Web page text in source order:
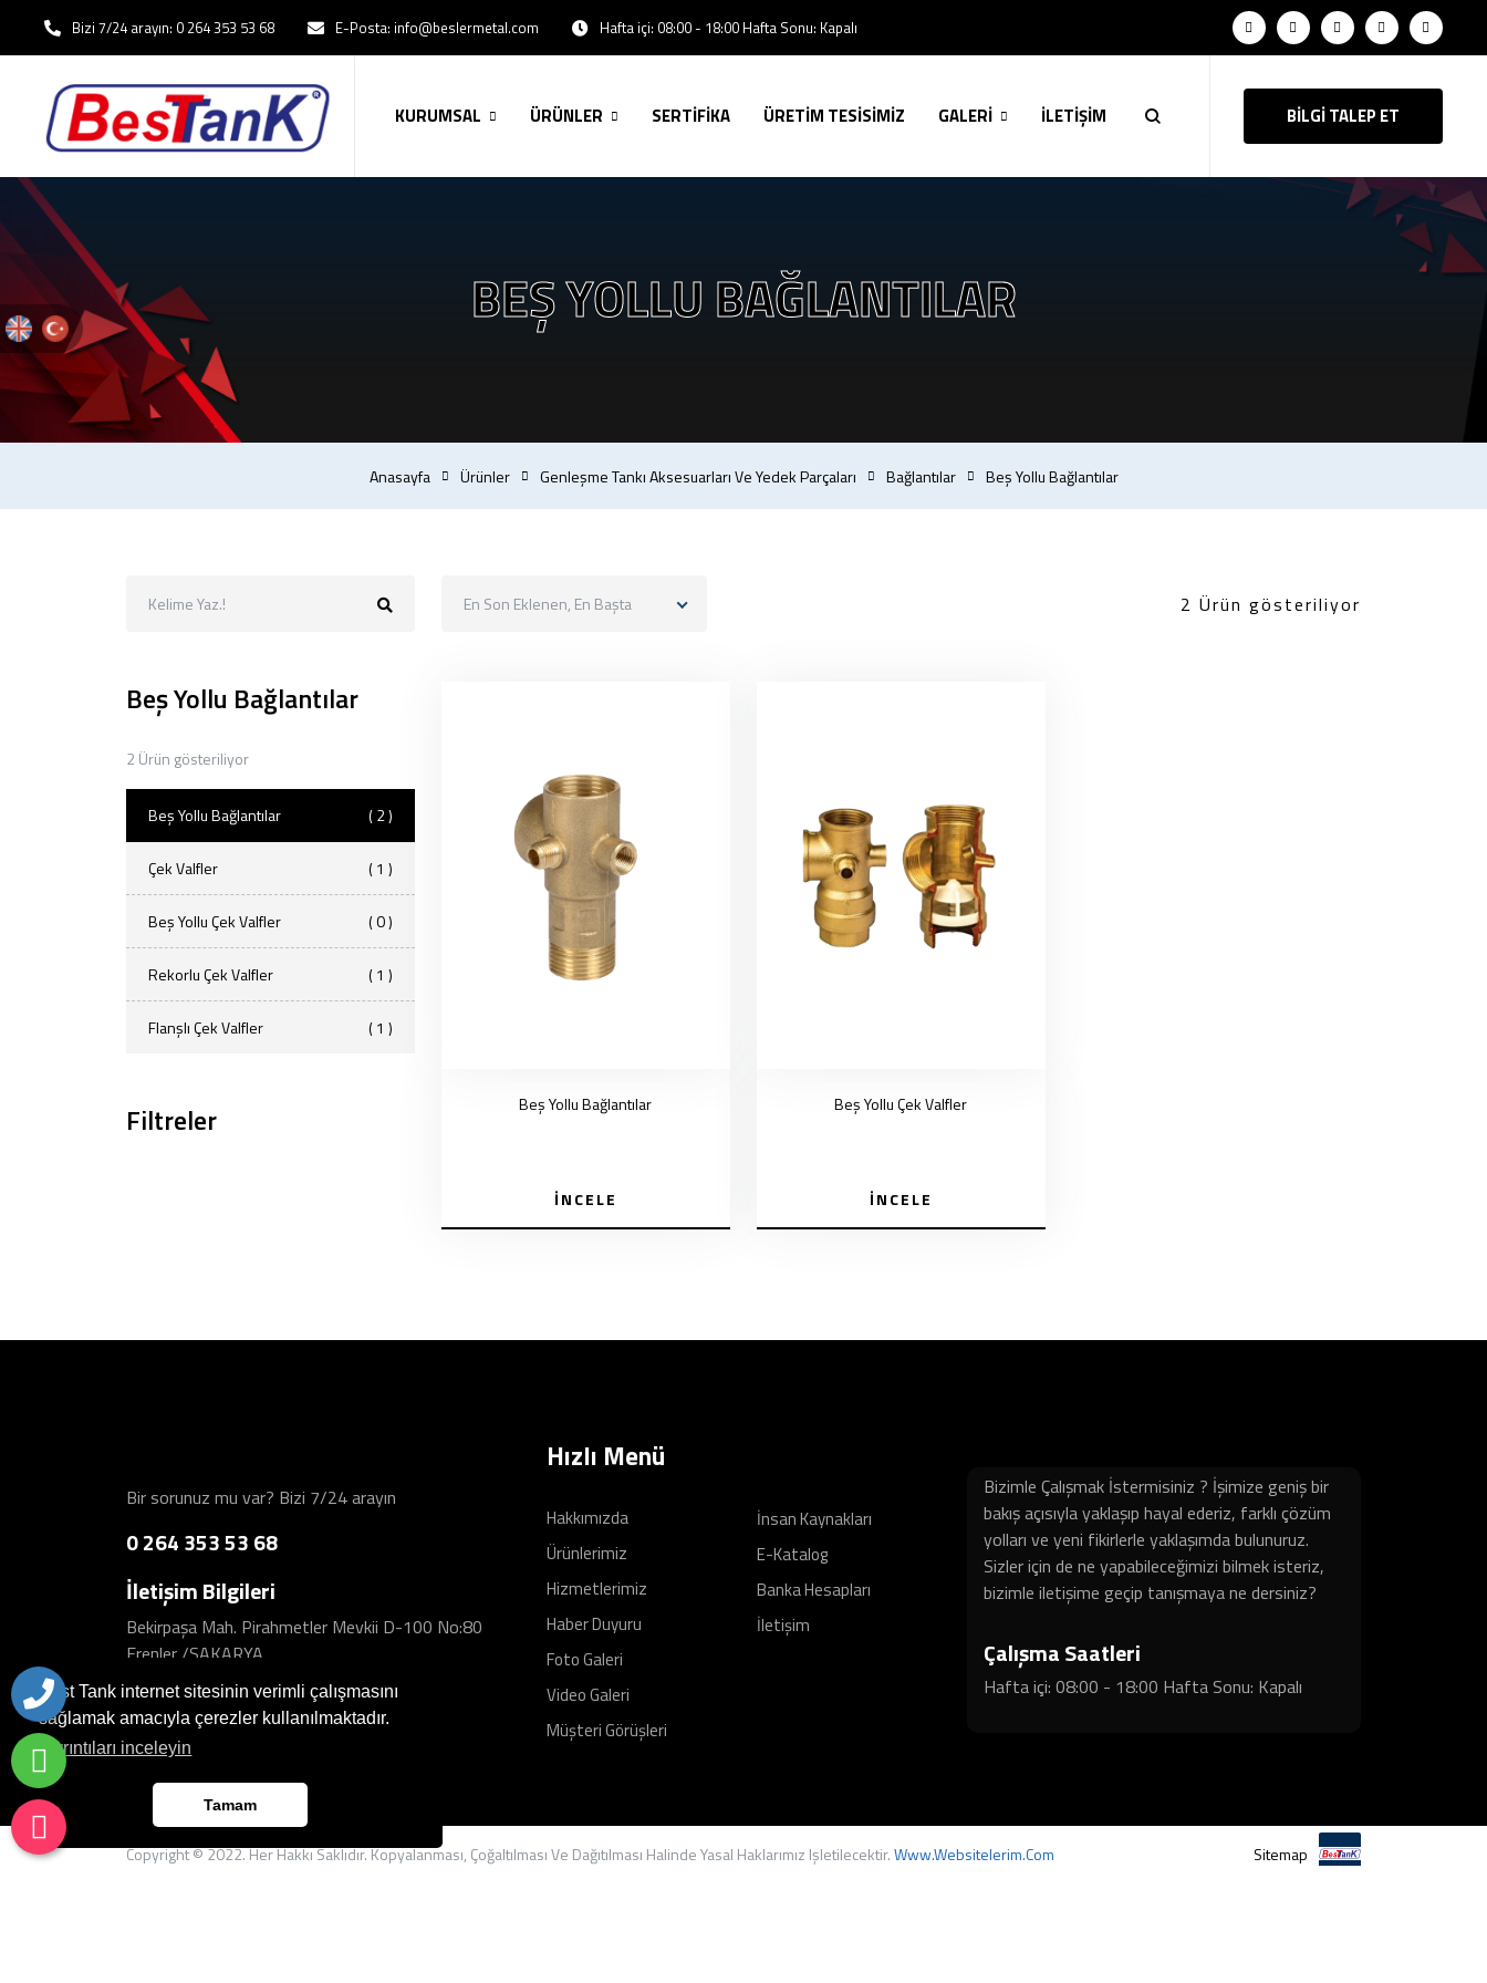
Best Tank internet sitesinin verimli çalışmasını
sağlamak amacıyla çerezler kullanılmaktadır.
Ayrıntıları inceleyin
Tamam
Bizi 7/24 arayın: 0 264 353 53 68 E-Posta: info@beslermetal.com Hafta içi: 08:00 - 18:00 Hafta Sonu: Kapalı
KURUMSAL ÜRÜNLER SERTİFİKA ÜRETİM TESİSİMİZ GALERİ İLETİŞİM BİLGİ TALEP ET
BEŞ YOLLU BAĞLANTILAR
Anasayfa Ürünler Genleşme Tankı Aksesuarları Ve Yedek Parçaları Bağlantılar Beş Yollu Bağlantılar
Beş Yollu Bağlantılar
2 Ürün gösteriliyor
Beş Yollu Bağlantılar ( 2 )
Çek Valfler ( 1 )
Beş Yollu Çek Valfler ( 0 )
Rekorlu Çek Valfler ( 1 )
Flanşlı Çek Valfler ( 1 )
Filtreler
En Son Eklenen, En Başta 2 Ürün gösteriliyor
Beş Yollu Bağlantılar
İNCELE
Beş Yollu Çek Valfler
İNCELE
Bir sorunuz mu var? Bizi 7/24 arayın
0 264 353 53 68
İletişim Bilgileri
Bekirpaşa Mah. Pirahmetler Mevkii D-100 No:80
Erenler /SAKARYA
Hızlı Menü
Hakkımızda
Ürünlerimiz
Hizmetlerimiz
Haber Duyuru
Foto Galeri
Video Galeri
Müşteri Görüşleri
İnsan Kaynakları
E-Katalog
Banka Hesapları
İletişim
Bizimle Çalışmak İstermisiniz ? İşimize geniş bir
bakış açısıyla yaklaşıp hayal ederiz, farklı çözüm
yolları ve yeni fikirlerle yaklaşımda bulunuruz.
Sizler için de ne yapabileceğimizi bilmek isteriz,
bizimle iletişime geçip tanışmaya ne dersiniz?
Çalışma Saatleri
Hafta içi: 08:00 - 18:00 Hafta Sonu: Kapalı
Copyright © 2022. Her Hakkı Saklıdır. Kopyalanması, Çoğaltılması Ve Dağıtılması Halinde Yasal Haklarımız Işletilecektir.Www.websitelerim.com Sitemap